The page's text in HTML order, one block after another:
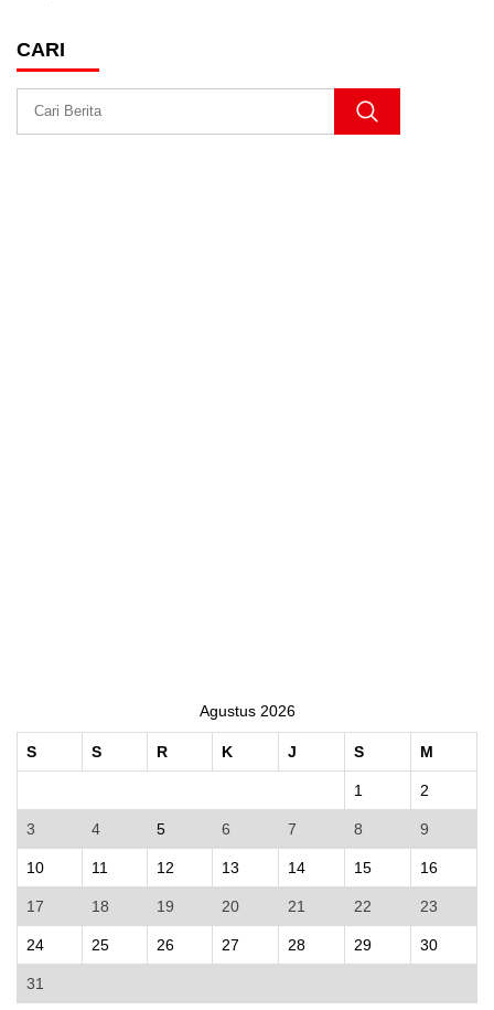
CARI
Agustus 2026
S S R K J S M
1 2
3 4 5 6 7 8 9
10 11 12 13 14 15 16
17 18 19 20 21 22 23
24 25 26 27 28 29 30
31